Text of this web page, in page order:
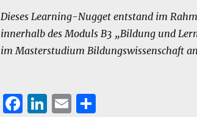
Dieses Learning-Nugget entstand im
innerhalb des Moduls B3 „Bildung und
im Masterstudium Bildungswissenschaft
F Li E T